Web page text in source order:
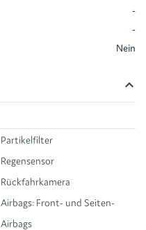
-
-
Nein
keyboard_arrow_up
Partikelfilter
Regensensor
Rückfahrkamera
Airbags: Front- und Seiten-
Airbags